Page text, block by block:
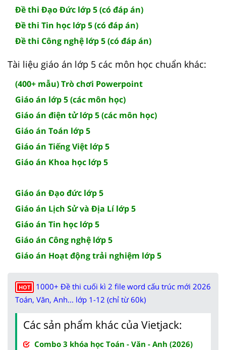
Đề thi Đạo Đức lớp 5 (có đáp án)
Đề thi Tin học lớp 5 (có đáp án)
Đề thi Công nghệ lớp 5 (có đáp án)
Tài liệu giáo án lớp 5 các môn học chuẩn khác:
(400+ mẫu) Trò chơi Powerpoint
Giáo án lớp 5 (các môn học)
Giáo án điện tử lớp 5 (các môn học)
Giáo án Toán lớp 5
Giáo án Tiếng Việt lớp 5
Giáo án Khoa học lớp 5
Giáo án Đạo đức lớp 5
Giáo án Lịch Sử và Địa Lí lớp 5
Giáo án Tin học lớp 5
Giáo án Công nghệ lớp 5
Giáo án Hoạt động trải nghiệm lớp 5
HOT
1000+ Đề thi cuối kì 2 file word cấu trúc mới 2026
Toán, Văn, Anh... lớp 1-12 (chỉ từ 60k)
Các sản phẩm khác của Vietjack:
Combo 3 khóa học Toán - Văn - Anh (2026)